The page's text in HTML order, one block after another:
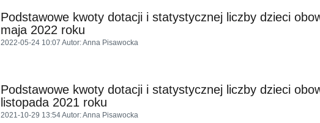
Podstawowe kwoty dotacji i statystycznej liczby dzieci
maja 2022 roku
2022-05-24 10:07 Autor: Anna Pisawocka
Podstawowe kwoty dotacji i statystycznej liczby dzieci
listopada 2021 roku
2021-10-29 13:54Autor: Anna Pisawocka